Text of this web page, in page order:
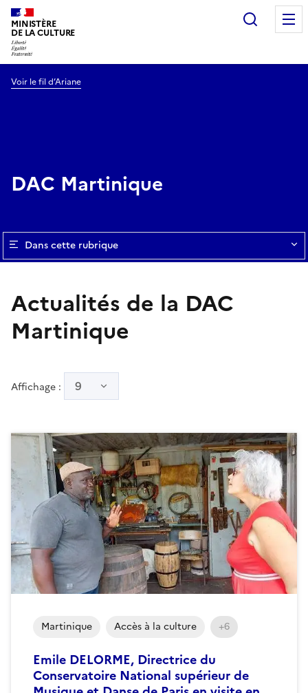
MINISTÈRE
DE LA CULTURE
Voir le fil d’Ariane
DAC Martinique
Dans cette rubrique
Actualités de la DAC
Martinique
Affichage : 9
Emile DELORME, Directrice du
Conservatoire National supérieur de
Martinique Accès à la culture +6